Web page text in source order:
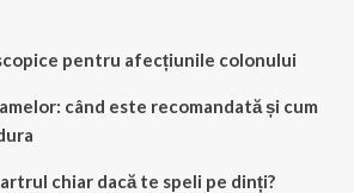
pentru afecțiunile colonului
când este recomandată și cum
chiar dacă te speli pe dinți?